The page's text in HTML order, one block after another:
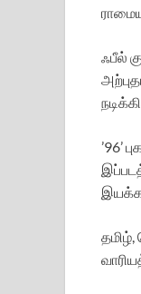
ஃபீல்
’96’